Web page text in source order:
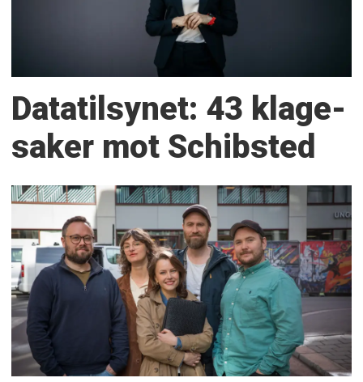
Datatilsynet: 43 klage­
saker mot Schibsted